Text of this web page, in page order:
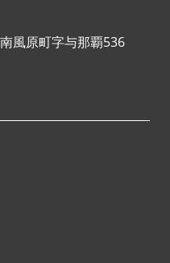
風原町字与那覇536